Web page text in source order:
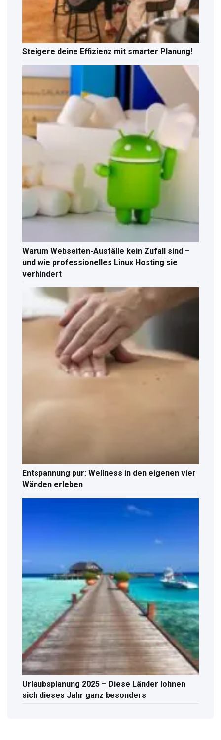
Steigere deine Effizienz mit smarter Planung!
Warum Webseiten-Ausfälle kein Zufall sind –
und wie professionelles Linux Hosting sie
verhindert
Entspannung pur: Wellness in den eigenen vier
Wänden erleben
Urlaubsplanung 2025 – Diese Länder lohnen
sich dieses Jahr ganz besonders